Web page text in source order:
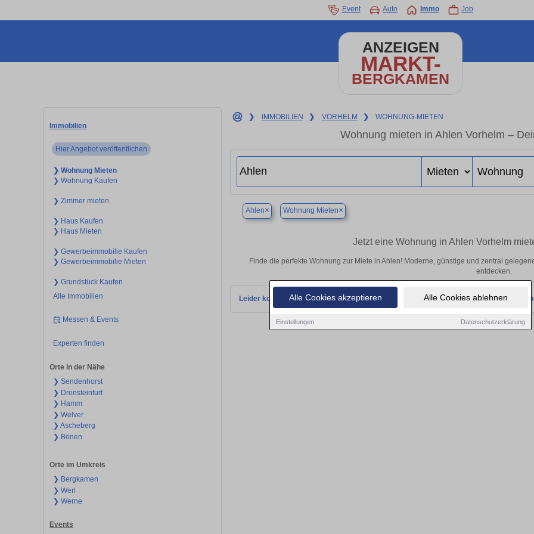
Alle Cookies akzeptieren Alle Cookies ablehnen
Einstellungen Datenschutzerklärung
Event Auto Immo Job
ANZEIGEN
MARKT-
BERGKAMEN
Immobilien
Hier Angebot veröffentlichen
❯ Wohnung Mieten
❯ Wohnung Kaufen
❯ Zimmer mieten
❯ Haus Kaufen
❯ Haus Mieten
❯ Gewerbeimmobilie Kaufen
❯ Gewerbeimmobilie Mieten
❯ Grundstück Kaufen
Alle Immobilien
Messen & Events
Experten finden
Orte in der Nähe
❯ Sendenhorst
❯ Drensteinfurt
❯ Hamm
❯ Welver
❯ Ascheberg
❯ Bönen
Orte im Umkreis
❯ Bergkamen
❯ Werl
❯ Werne
Events
❯ IMMOBILIEN ❯ VORHELM ❯ WOHNUNG-MIETEN
Wohnung mieten in Ahlen Vorhelm –
Ahlen× Wohnung Mieten×
Jetzt eine Wohnung in Ahlen Vorhelm
Finde die perfekte Wohnung zur Miete in Ahlen! Moderne, günstige und zentral
entdecken.
Leider konnten wir derzeit keine passenden Objekte finden. Schauen Sie bald wieder